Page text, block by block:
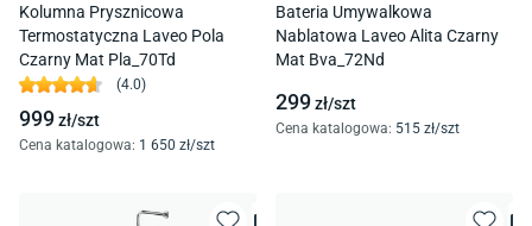
Kolumna Prysznicowa
Termostatyczna Laveo Pola
Czarny Mat Pla_70Td
(4.0)
999zł/szt
Cena katalogowa: 1 650 zł/szt
Bateria Umywalkowa
Nablatowa Laveo Alita Czarny
Mat Bva_72Nd
299zł/szt
Cena katalogowa: 515 zł/szt